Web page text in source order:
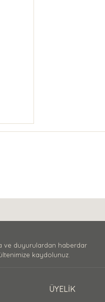
ve duyurulardan haberdar
kaydolunuz.
ÜYELİK